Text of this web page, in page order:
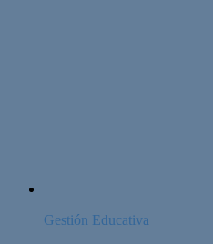
Gestión Educativa